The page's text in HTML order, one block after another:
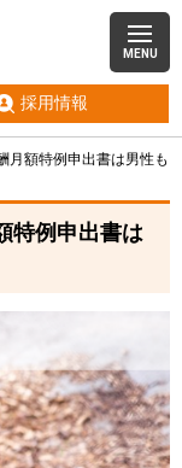
MENU
採用情報
月額特例申出書は男性も
特例申出書は